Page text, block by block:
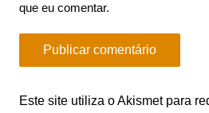
que eu comentar.
Este site utiliza o Akismet para